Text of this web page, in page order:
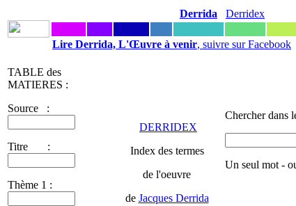
Derrida Derridex
Lire Derrida, L'Œuvre à venir, suivre sur Facebook
TABLE des
MATIERES :
Source :
Titre :
Thème 1 :
DERRIDEX
Index des termes
de l'oeuvre
de Jacques Derrida
Chercher dans
Un seul mot -